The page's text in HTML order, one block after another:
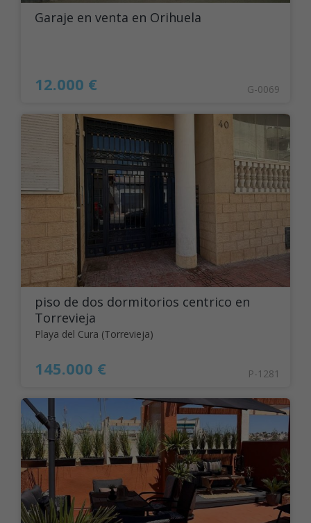
Garaje en venta en Orihuela
12.000 € G-0069
piso de dos dormitorios centrico en
Torrevieja
Playa del Cura (Torrevieja)
145.000 € P-1281